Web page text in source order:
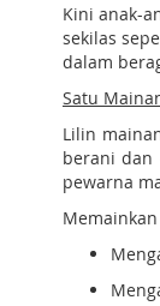
Kini anak-
sekilas
dalam
Satu
Lilin
berani dan
pewarna